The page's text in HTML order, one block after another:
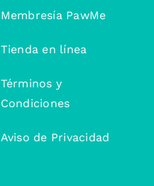
Membresía PawMe
Tienda en línea
Términos y
Condiciones
Aviso de Privacidad